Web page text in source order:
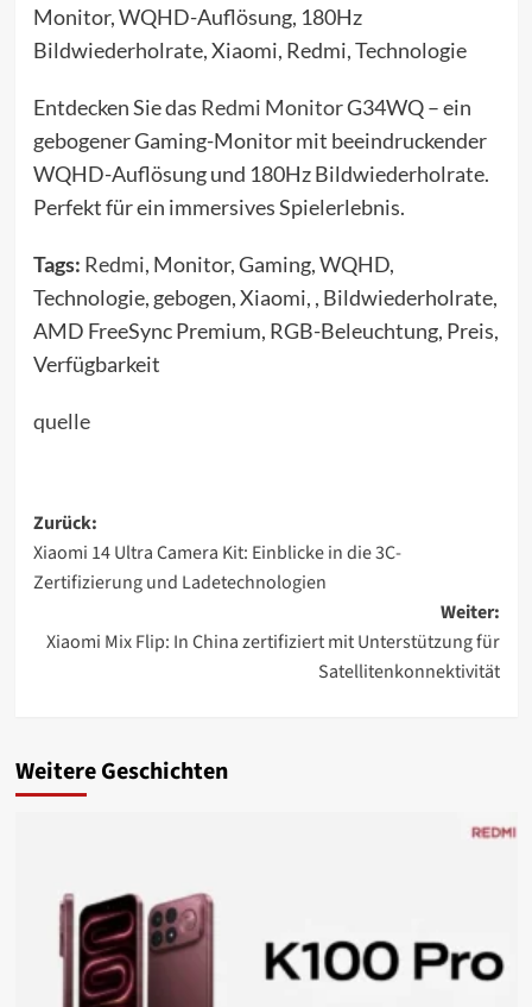
Monitor, WQHD-Auflösung, 180Hz
Bildwiederholrate, Xiaomi, Redmi, Technologie
Entdecken Sie das Redmi MonitorG34WQ – ein
gebogener Gaming-Monitor mit beeindruckender
WQHD-Auflösung und 180Hz Bildwiederholrate.
Perfekt für ein immersives Spielerlebnis.
Tags: Redmi, Monitor, Gaming, WQHD,
Technologie, gebogen, Xiaomi, , Bildwiederholrate,
AMD FreeSync Premium, RGB-Beleuchtung, Preis,
Verfügbarkeit
quelle
Beitragsnavigation
Zurück:
Xiaomi 14 Ultra Camera Kit: Einblicke in die 3C-
Zertifizierung und Ladetechnologien
Weiter:
Xiaomi Mix Flip: In China zertifiziert mit Unterstützung für
Satellitenkonnektivität
Weitere Geschichten